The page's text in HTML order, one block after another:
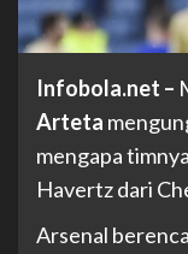
Infobola.net –
Arteta
mengapa
Havertz dari
Arsenal